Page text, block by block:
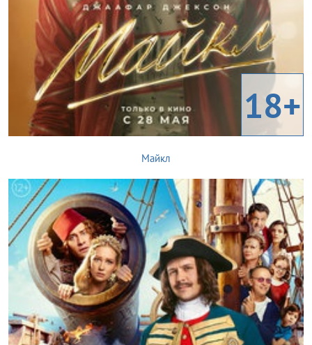
18+
Майкл